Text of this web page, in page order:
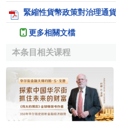
買入財政部發行的第一期
財政政策；12月20日，對
信用社發放專項借款7億
題。
中央銀行票據的大規模
是因為中央銀行票據只是
本付息時，中央銀行要麼
緊縮性貨幣政策對治理通
更多相關文檔
本条目相关课程